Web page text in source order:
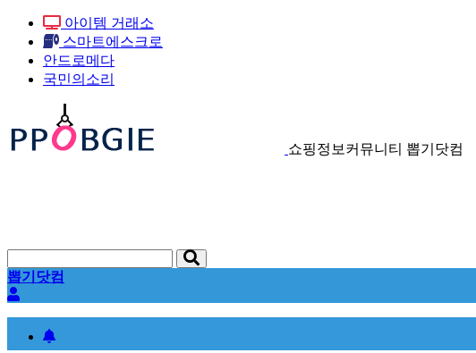
아이템 거래소
스마트에스크로
안드로메다
국민의소리
쇼핑정보커뮤니티 뽑기닷컴
뽑기닷컴